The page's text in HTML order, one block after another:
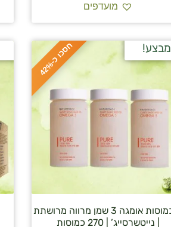
מועדפים
ח
ס
כ
ו
כ
-
4
2
% מבצע!
3 כמוסות אומגה 3 שמן מרווה מרושתת
| נייטשרסייג’ | 270 כמוסות